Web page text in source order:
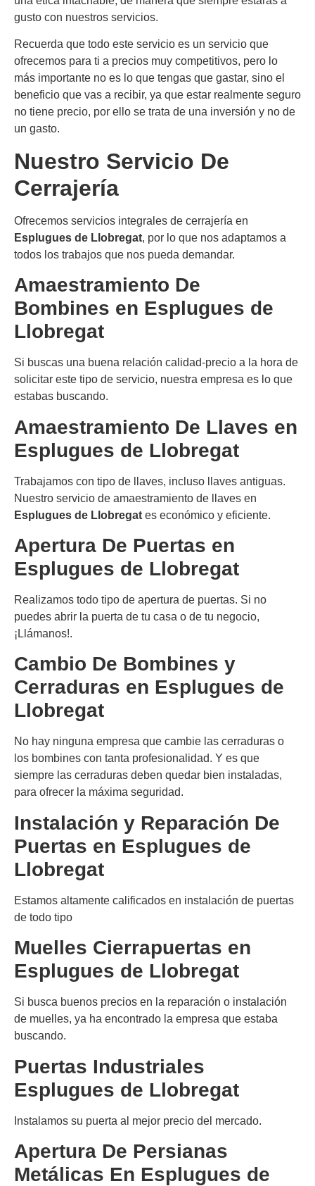
gusto con nuestros servicios.
Recuerda que todo este servicio es un servicio que
ofrecemos para ti a precios muy competitivos, pero lo
más importante no es lo que tengas que gastar, sino el
beneficio que vas a recibir, ya que estar realmente seguro
no tiene precio, por ello se trata de una inversión y no de
un gasto.
Nuestro Servicio De
Cerrajería
Ofrecemos servicios integrales de cerrajería en
Esplugues de Llobregat, por lo que nos adaptamos a
todos los trabajos que nos pueda demandar.
Amaestramiento De
Bombines en Esplugues de
Llobregat
Si buscas una buena relación calidad-precio a la hora de
solicitar este tipo de servicio, nuestra empresa es lo que
estabas buscando.
Amaestramiento De Llaves en
Esplugues de Llobregat
Trabajamos con tipo de llaves, incluso llaves antiguas.
Nuestro servicio de amaestramiento de llaves en
Esplugues de Llobregat es económico y eficiente.
Apertura De Puertas en
Esplugues de Llobregat
Realizamos todo tipo de apertura de puertas. Si no
puedes abrir la puerta de tu casa o de tu negocio,
¡Llámanos!.
Cambio De Bombines y
Cerraduras en Esplugues de
Llobregat
No hay ninguna empresa que cambie las cerraduras o
los bombines con tanta profesionalidad. Y es que
siempre las cerraduras deben quedar bien instaladas,
para ofrecer la máxima seguridad.
Instalación y Reparación De
Puertas en Esplugues de
Llobregat
Estamos altamente calificados en instalación de puertas
de todo tipo
Muelles Cierrapuertas en
Esplugues de Llobregat
Si busca buenos precios en la reparación o instalación
de muelles, ya ha encontrado la empresa que estaba
buscando.
Puertas Industriales
Esplugues de Llobregat
Instalamos su puerta al mejor precio del mercado.
Apertura De Persianas
Metálicas En Esplugues de